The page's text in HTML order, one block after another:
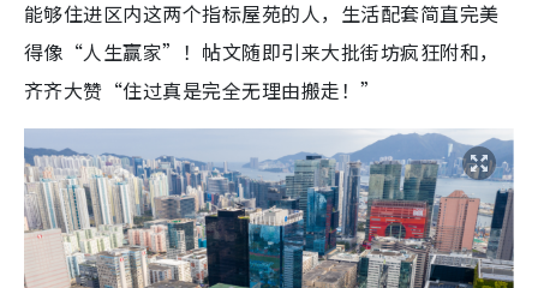
能够住进区内这两个指标屋苑的人，生活配套简直完美
得像“人生赢家”！帖文随即引来大批街坊疯狂附和，
齐齐大赞“住过真是完全无理由搬走！”